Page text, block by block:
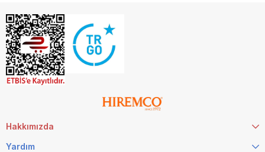
Hakkımızda
Yardım